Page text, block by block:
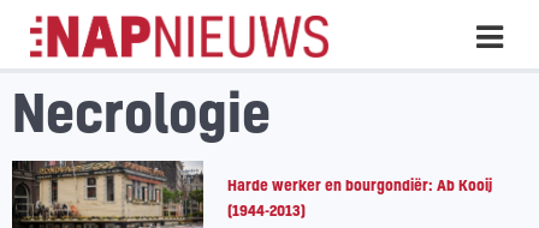
Skip
naar
inhoud
Necrologie
Harde werker en bourgondiër: Ab Kooij
(1944-2013)